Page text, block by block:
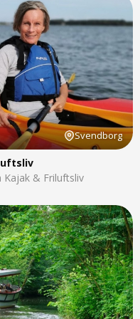
Svendborg
& Friluftsliv